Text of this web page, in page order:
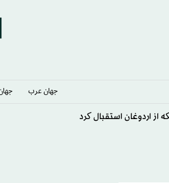
جهان عرب